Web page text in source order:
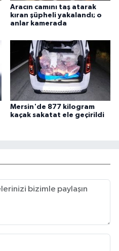
Aracın camını taş atarak
kıran şüpheli yakalandı; o
anlar kamerada
Mersin'de 877 kilogram
kaçak sakatat ele geçirildi